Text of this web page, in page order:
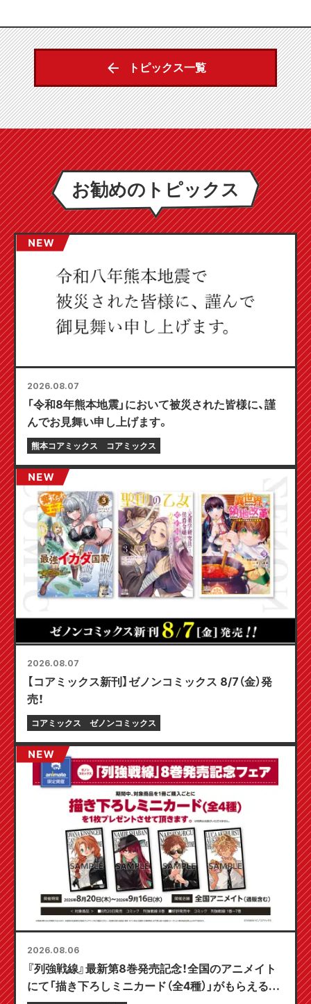
トピックス一覧
お勧めのトピックス
2026.08.07
「令和8年熊本地震」において被災された皆様に、謹
んでお見舞い申し上げます。
熊本コアミックス コアミックス
2026.08.07
【コアミックス新刊】ゼノンコミックス 8/7（金）発
売！
コアミックス ゼノンコミックス
2026.08.06
『列強戦線』最新第8巻発売記念！全国のアニメイト
にて「描き下ろしミニカード（全4種）」がもらえる限